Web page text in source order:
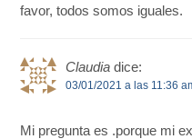
favor, todos somos iguales.
Claudia dice:
03/01/2021 a las 11:36
Mi pregunta es .porque mi